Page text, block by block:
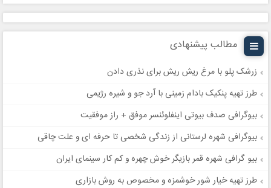
مطالب پیشنهادی
زرشک پلو با مرغ ریش ریش برای نذری دادن
طرز تهیه پنکیک بادام زمینی با آرد جو و شیره رژیمی
بیوگرافی صدف بیوتی اینفلوئنسر موفق + راز موفقیت
بیوگرافی شهره لرستانی از زندگی شخصی تا حرفه ای و علت چاقی
بیو گرافی شهره قمر بازیگر خوش چهره و کم کار سینمای ایران
طرز تهیه خیار شور خوشمزه و مخصوص به روش بازاری